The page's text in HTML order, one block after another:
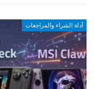
أدلة الشراء والمراجعات